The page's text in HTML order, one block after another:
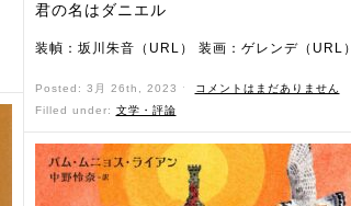
君の名はダニエル
装幀：坂川朱音（URL） 装画：ゲレンデ（URL）
Posted: 3月 26th, 2023 ˑ
コメントはまだありません
Filled under: 文学・評論